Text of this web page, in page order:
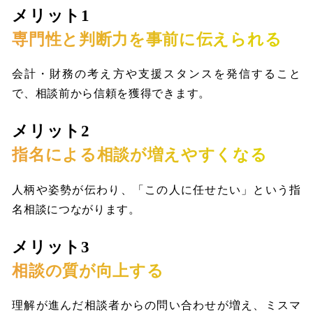
メリット1
専門性と判断力を事前に伝えられる
会計・財務の考え方や支援スタンスを発信すること
で、相談前から信頼を獲得できます。
メリット2
指名による相談が増えやすくなる
人柄や姿勢が伝わり、「この人に任せたい」という指
名相談につながります。
メリット3
相談の質が向上する
理解が進んだ相談者からの問い合わせが増え、ミスマ